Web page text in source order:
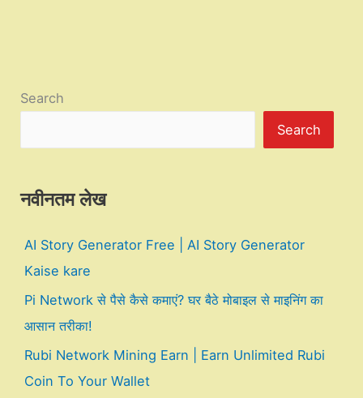
Search
Search
नवीनतम लेख
AI Story Generator Free | AI Story Generator
Kaise kare
Pi Network से पैसे कैसे कमाएं? घर बैठे मोबाइल से माइनिंग का
आसान तरीका!
Rubi Network Mining Earn | Earn Unlimited Rubi
Coin To Your Wallet